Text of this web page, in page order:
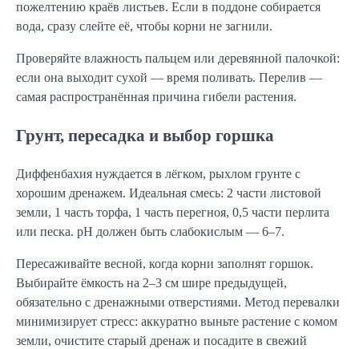
пожелтению краёв листьев. Если в поддоне собирается
вода, сразу слейте её, чтобы корни не загнили.
Проверяйте влажность пальцем или деревянной палочкой:
если она выходит сухой — время поливать. Перелив —
самая распространённая причина гибели растения.
Грунт, пересадка и выбор горшка
Диффенбахия нуждается в лёгком, рыхлом грунте с
хорошим дренажем. Идеальная смесь: 2 части листовой
земли, 1 часть торфа, 1 часть перегноя, 0,5 части перлита
или песка. pH должен быть слабокислым — 6–7.
Пересаживайте весной, когда корни заполнят горшок.
Выбирайте ёмкость на 2–3 см шире предыдущей,
обязательно с дренажными отверстиями. Метод перевалки
минимизирует стресс: аккуратно выньте растение с комом
земли, очистите старый дренаж и посадите в свежий